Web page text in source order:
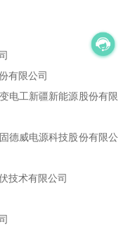
有限公司
电工新疆新能源股份有限
德威电源科技股份有限公
技术有限公司